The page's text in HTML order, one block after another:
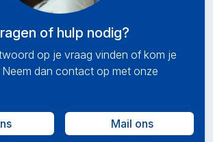
of hulp nodig?
op je vraag vinden of kom je
dan contact op met onze
Mail ons